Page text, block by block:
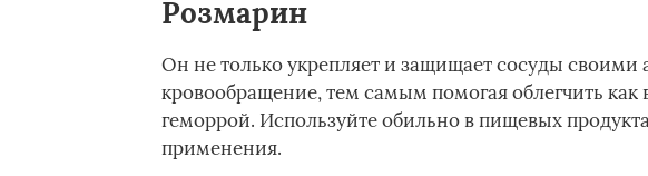
Розмарин
Он не только укрепляет и защищает сосуды своими
кровообращение, тем самым помогая облегчить как
геморрой. Используйте обильно в пищевых
применения.